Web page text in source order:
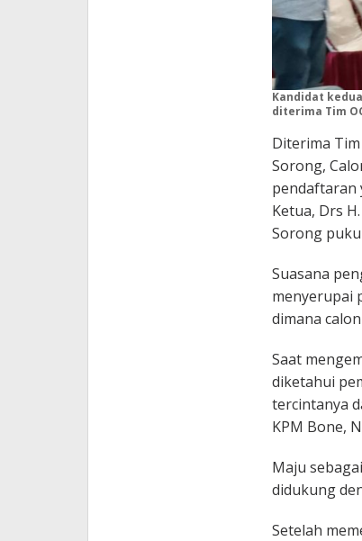
Kandidat
diterima Tim
Diterima
Sorong,
pendaftaran
Ketua, Drs
Sorong
Suasana
menyerupai
dimana
Saat
diketahui
tercintanya
KPM Bone,
Maju
didukung
Setelah